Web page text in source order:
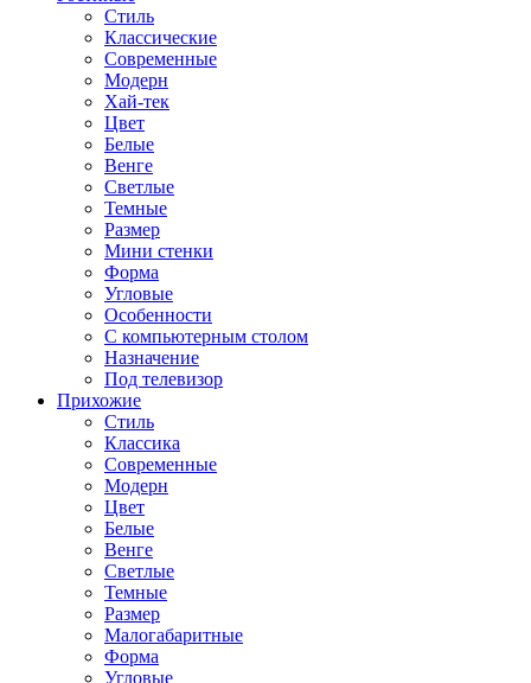
Стиль
Классические
Современные
Модерн
Хай-тек
Цвет
Белые
Венге
Светлые
Темные
Размер
Мини стенки
Форма
Угловые
Особенности
С компьютерным столом
Назначение
Под телевизор
Прихожие
Стиль
Классика
Современные
Модерн
Цвет
Белые
Венге
Светлые
Темные
Размер
Малогабаритные
Форма
Угловые